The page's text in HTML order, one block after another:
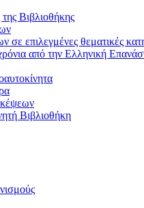
Βιβλιοθήκης
σε επιλεγμένες θεματικές
από την Ελληνική
Βιβλιοθήκη